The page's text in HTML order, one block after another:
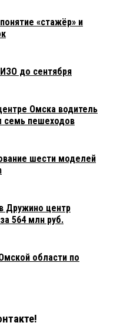
«стажёр» и
до сентября
Омска водитель
семь пешеходов
шести моделей
Дружино центр
564 млн руб.
области по